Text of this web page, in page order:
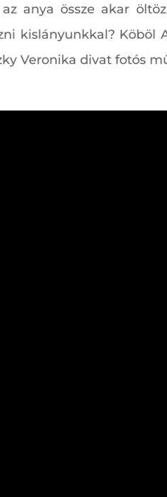
anya össze akar
kislányunkkal? Köböl
Veronika divat fotós